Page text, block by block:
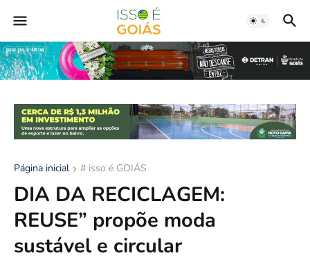
Página inicial # isso é GOIÁS
DIA DA RECICLAGEM:
REUSE” propõe moda
sustável e circular